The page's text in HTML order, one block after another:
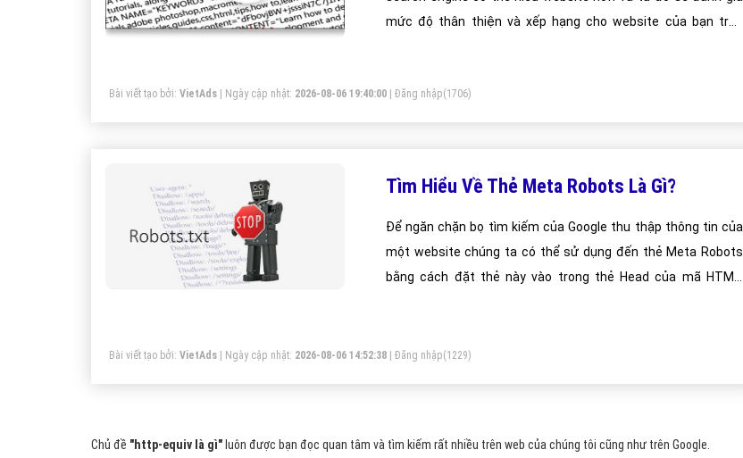
mức độ thân thiện và xếp hạng cho website của bạn trên
Bài viết tạo bởi: VietAds | Ngày cập nhật: 2026-08-06 19:40:00 Đăng nhập(1706)
Tìm Hiểu Về Thẻ Meta Robots Là Gì?
Để ngăn chặn bọ tìm kiếm của Google thu thập thông tin của
một website chúng ta có thể sử dụng đến thẻ Meta Robots
bằng cách đặt thẻ này vào trong thẻ Head của mã HTML,
Bài viết tạo bởi: VietAds | Ngày cập nhật: 2026-08-06 14:52:38 Đăng nhập(1229)
Chủ đề "http-equiv là gì" luôn được bạn đọc quan tâm và tìm kiếm rất nhiều trên web của chúng tôi cũng như trên Google.